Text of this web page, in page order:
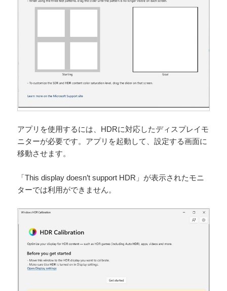
アプリを使用するには、HDRに対応したディスプレイモ
ニターが必要です。アプリを起動して、設定する画面に
移動させます。
「This display doesn’t support HDR」が表示されたモニ
ターでは利用ができません。